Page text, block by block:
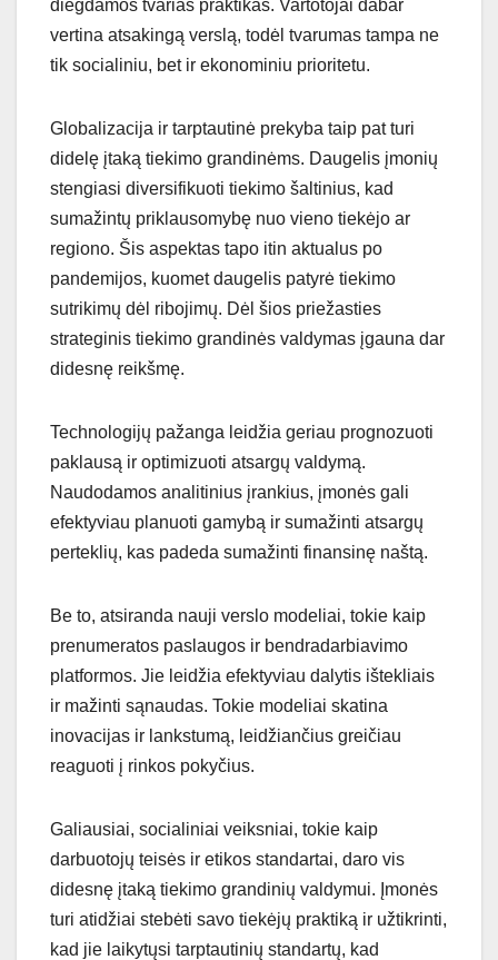
diegdamos tvarias praktikas. Vartotojai dabar
vertina atsakingą verslą, todėl tvarumas tampa ne
tik socialiniu, bet ir ekonominiu prioritetu.
Globalizacija ir tarptautinė prekyba taip pat turi
didelę įtaką tiekimo grandinėms. Daugelis įmonių
stengiasi diversifikuoti tiekimo šaltinius, kad
sumažintų priklausomybę nuo vieno tiekėjo ar
regiono. Šis aspektas tapo itin aktualus po
pandemijos, kuomet daugelis patyrė tiekimo
sutrikimų dėl ribojimų. Dėl šios priežasties
strateginis tiekimo grandinės valdymas įgauna dar
didesnę reikšmę.
Technologijų pažanga leidžia geriau prognozuoti
paklausą ir optimizuoti atsargų valdymą.
Naudodamos analitinius įrankius, įmonės gali
efektyviau planuoti gamybą ir sumažinti atsargų
perteklių, kas padeda sumažinti finansinę naštą.
Be to, atsiranda nauji verslo modeliai, tokie kaip
prenumeratos paslaugos ir bendradarbiavimo
platformos. Jie leidžia efektyviau dalytis ištekliais
ir mažinti sąnaudas. Tokie modeliai skatina
inovacijas ir lankstumą, leidžiančius greičiau
reaguoti į rinkos pokyčius.
Galiausiai, socialiniai veiksniai, tokie kaip
darbuotojų teisės ir etikos standartai, daro vis
didesnę įtaką tiekimo grandinių valdymui. Įmonės
turi atidžiai stebėti savo tiekėjų praktiką ir užtikrinti,
kad jie laikytųsi tarptautinių standartų, kad